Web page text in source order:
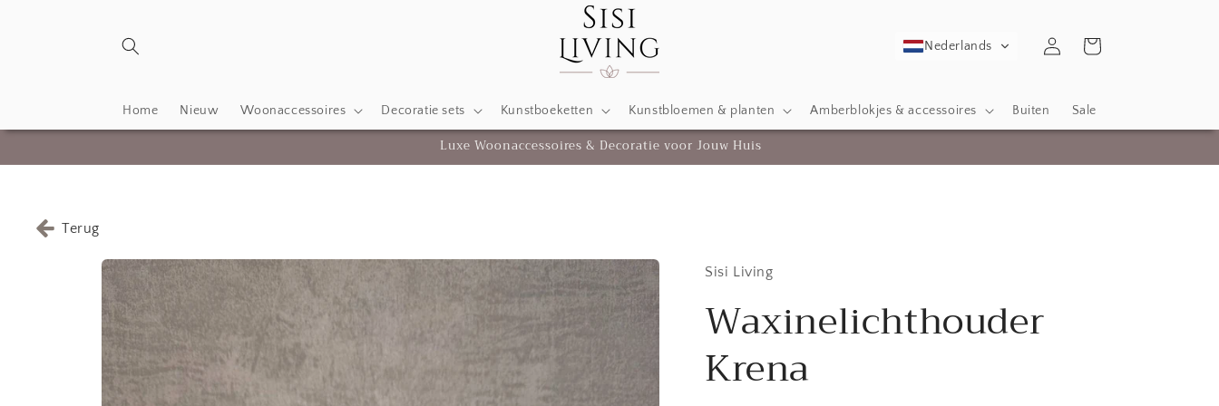
Home Nieuw Woonaccessoires Decoratie sets Kunstboeketten Kunstbloemen & planten Amberblokjes & accessoires Buiten Sale
Nederlands InloggenWinkelwagen
Luxe Woonaccessoires & Decoratie voor Jouw Huis
Terug
Ga direct naar
productinformatie
Sisi Living
Waxinelichthouder
Krena